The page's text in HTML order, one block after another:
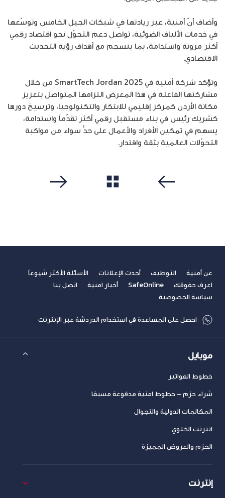
وأضاف أنّ أمنية، عبر ريادتها في شبكات الجيل الخامس وتوسّعها
في خدمات الألياف الضوئية، تواصل دعم التحوّل نحو اقتصاد رقمي
أكثر مرونة واستدامة، بما ينسجم مع أهداف رؤية التحديث
الاقتصادي.
وتؤكد شركة أمنية في SmartTech Jordan 2025 من خلال
مشاركتها الفاعلة في هذا المعرض التزامها المتواصل بتعزيز
مكانة الأردن كمركز إقليمي للابتكار والتكنولوجيا، وترسيخ دورها
كشريك رئيس في بناء مستقبل رقمي أكثر تقدّماً واستدامة،
يسهم في تمكين الأفراد والأعمال على حدٍّ سواء من مواكبة
التحوّلات العالمية بثقة واقتدار.
عن أمنية التوظيف أحدث الإعلانات
الأسئلة الأكثر شيوعاً
اعرف حقوقك
SafeOnline أخبار امنية
اتصل بنا
سياسة الخصوصية
احصل على المساعدة في استخدام الدردشة عبر الإنترنت
موبايل
خطوط الفواتير
شراء حزم – خطوط امنية مدفوعة مسبقا
المكالمات الدولية والتجوال
انترنت الخلوي
الحزم والعروض المميزة
إنترنت